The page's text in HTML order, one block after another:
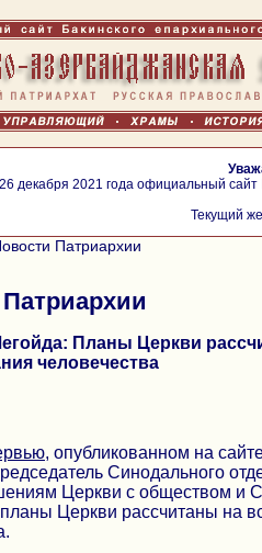
декабря 2021 года официальный
Текущий
Патриархии
Планы Церкви
человечества
, опубликованном на
Синодального
Церкви с обществом и
планы Церкви рассчитаны на